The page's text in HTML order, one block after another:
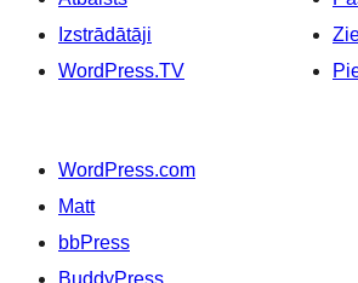
Izstrādātāji
WordPress.TV
WordPress.com
Matt
bbPress
BuddyPress